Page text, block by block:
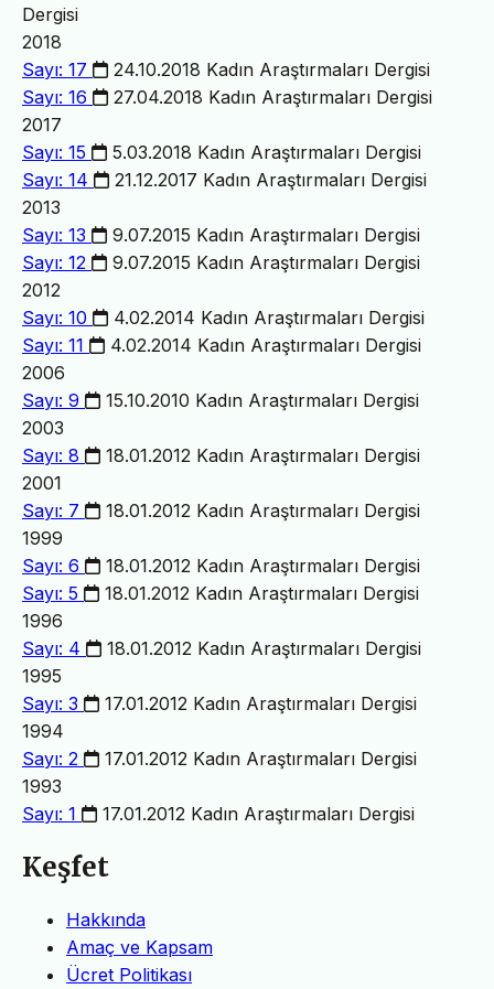
Dergisi
2018
Sayı: 17
24.10.2018 Kadın Araştırmaları Dergisi
Sayı: 16
27.04.2018 Kadın Araştırmaları Dergisi
2017
Sayı: 15
5.03.2018 Kadın Araştırmaları Dergisi
Sayı: 14
21.12.2017 Kadın Araştırmaları Dergisi
2013
Sayı: 13
9.07.2015 Kadın Araştırmaları Dergisi
Sayı: 12
9.07.2015 Kadın Araştırmaları Dergisi
2012
Sayı: 10
4.02.2014 Kadın Araştırmaları Dergisi
Sayı: 11
4.02.2014 Kadın Araştırmaları Dergisi
2006
Sayı: 9
15.10.2010 Kadın Araştırmaları Dergisi
2003
Sayı: 8
18.01.2012 Kadın Araştırmaları Dergisi
2001
Sayı: 7
18.01.2012 Kadın Araştırmaları Dergisi
1999
Sayı: 6
18.01.2012 Kadın Araştırmaları Dergisi
Sayı: 5
18.01.2012 Kadın Araştırmaları Dergisi
1996
Sayı: 4
18.01.2012 Kadın Araştırmaları Dergisi
1995
Sayı: 3
17.01.2012 Kadın Araştırmaları Dergisi
1994
Sayı: 2
17.01.2012 Kadın Araştırmaları Dergisi
1993
Sayı: 1
17.01.2012 Kadın Araştırmaları Dergisi
Keşfet
Hakkında
Amaç ve Kapsam
Ücret Politikası